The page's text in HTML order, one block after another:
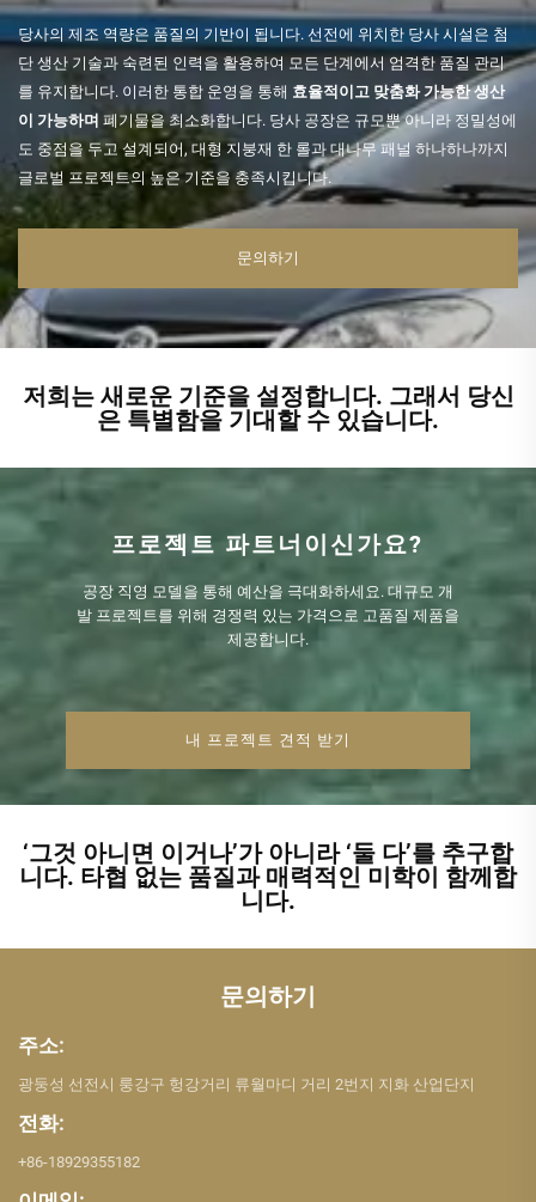
당사의 제조 역량은 품질의 기반이 됩니다. 선전에 위치한 당사 시설은 첨
단 생산 기술과 숙련된 인력을 활용하여 모든 단계에서 엄격한 품질 관리
를 유지합니다. 이러한 통합 운영을 통해 효율적이고 맞춤화 가능한 생산
이 가능하며 폐기물을 최소화합니다. 당사 공장은 규모뿐 아니라 정밀성에
도 중점을 두고 설계되어, 대형 지붕재 한 롤과 대나무 패널 하나하나까지
글로벌 프로젝트의 높은 기준을 충족시킵니다.
문의하기
저희는 새로운 기준을 설정합니다. 그래서 당신
은 특별함을 기대할 수 있습니다.
프로젝트 파트너이신가요?
공장 직영 모델을 통해 예산을 극대화하세요. 대규모 개
발 프로젝트를 위해 경쟁력 있는 가격으로 고품질 제품을
제공합니다.
내 프로젝트 견적 받기
‘그것 아니면 이거나’가 아니라 ‘둘 다’를 추구합
니다. 타협 없는 품질과 매력적인 미학이 함께합
니다.
문의하기
주소:
광둥성 선전시 룽강구 헝강거리 류월마디 거리 2번지 지화 산업단지
전화:
+86-18929355182